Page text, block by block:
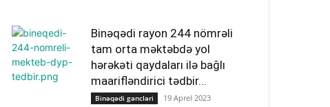
Binəqədi rayon 244 nömrəli
tam orta məktəbdə yol
hərəkəti qaydaları ilə bağlı
maarifləndirici tədbir...
Binəqədi gəncləri 19 Aprel 2023